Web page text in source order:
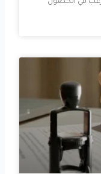
في الحصول